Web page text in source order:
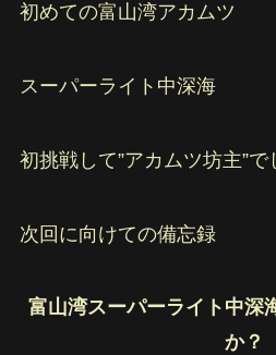
初めての富山湾アカムツ
スーパーライト中深海
初挑戦して”アカムツ坊主”で
次回に向けての備忘録
富山湾スーパーライト中深
か？